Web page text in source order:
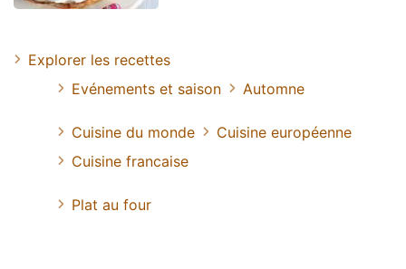
Explorer les recettes
Evénements et saison
Automne
Cuisine du monde
Cuisine européenne
Cuisine francaise
Plat au four